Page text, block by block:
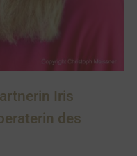
Iris
des